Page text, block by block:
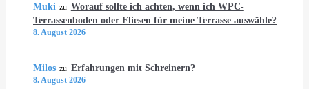
Muki zu Worauf sollte ich achten, wenn ich WPC-
Terrassenboden oder Fliesen für meine Terrasse auswähle?
8. August 2026
Milos zu Erfahrungen mit Schreinern?
8. August 2026